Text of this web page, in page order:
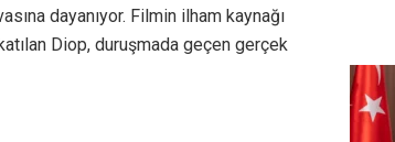
dayanıyor. Filmin ilham kaynağı
Diop, duruşmada geçen gerçek